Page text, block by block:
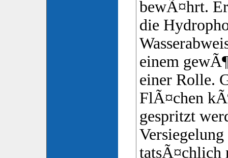
bewÃ¤hrt.
die
einem
einer Rolle.
FlÃ¤chen
gespritzt
Versiegelung
tatsÃ¤chlich